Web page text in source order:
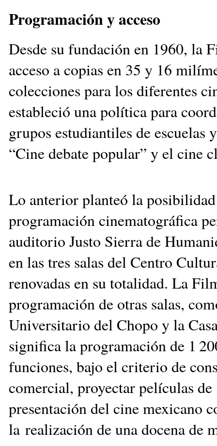
Programación y acceso
Desde su fundación en 1960, la
acceso a copias en 35 y 16
colecciones para los diferentes
estableció una política para
grupos estudiantiles de escuelas
“Cine debate popular” y el cine
Lo anterior planteó la
programación cinematográfica
auditorio Justo Sierra de
en las tres salas del Centro
renovadas en su totalidad. La
programación de otras salas,
Universitario del Chopo y la
significa la programación de 1
funciones, bajo el criterio de
comercial, proyectar películas
presentación del cine mexicano
la realización de una docena de